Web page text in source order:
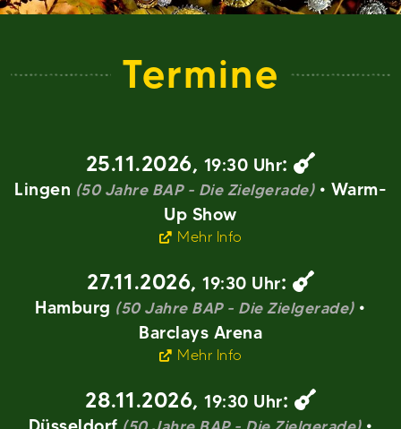
Termine
25.11.2026, 19:30 Uhr:
Lingen (50 Jahre BAP - Die Zielgerade)• Warm-
Up Show
Mehr Info
27.11.2026, 19:30 Uhr:
Hamburg (50 Jahre BAP - Die Zielgerade)•
Barclays Arena
Mehr Info
28.11.2026, 19:30 Uhr: